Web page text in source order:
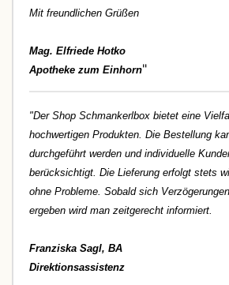
Mit freundlichen Grüßen
Mag. Elfriede Hotko
Apotheke zum Einhorn"
"Der Shop Schmankerlbox bietet eine
hochwertigen Produkten. Die Bestellung
durchgeführt werden und individuelle
berücksichtigt. Die Lieferung erfolgt stets
ohne Probleme. Sobald sich
ergeben wird man zeitgerecht informiert.
Franziska Sagl, BA
Direktionsassistenz